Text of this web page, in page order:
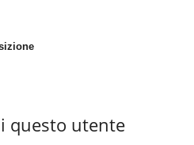
questo utente